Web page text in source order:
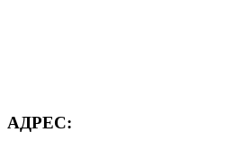
АДРЕС: